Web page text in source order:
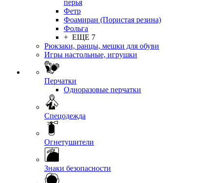
перья
Фетр
Фоамиран (Пористая резина)
Фольга
+ ЕЩЕ 7
Рюкзаки, ранцы, мешки для обуви
Игры настольные, игрушки
Перчатки
Одноразовые перчатки
Спецодежда
Огнетушители
Знаки безопасности